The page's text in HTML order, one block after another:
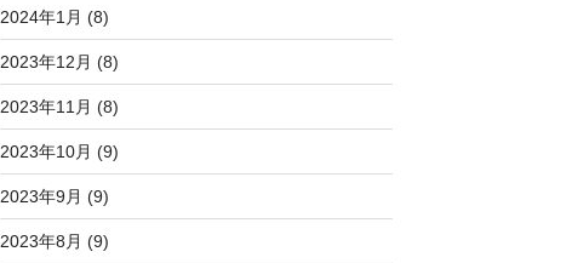
2024年1月 (8)
2023年12月 (8)
2023年11月 (8)
2023年10月 (9)
2023年9月 (9)
2023年8月 (9)